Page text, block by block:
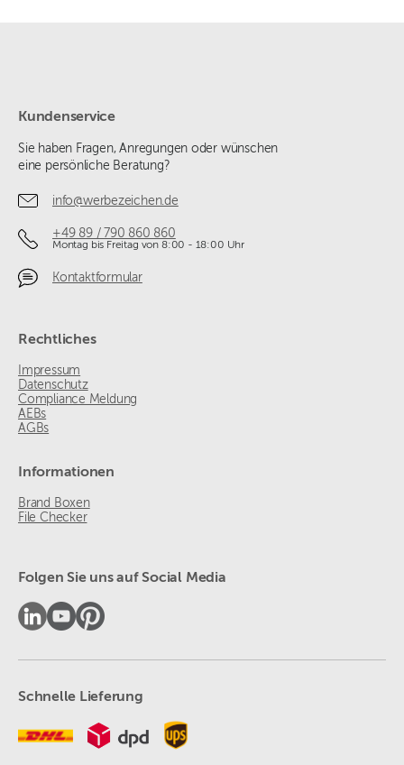
Kundenservice
Sie haben Fragen, Anregungen oder wünschen
eine persönliche Beratung?
info@werbezeichen.de
+49 89 / 790 860 860
Montag bis Freitag von 8:00 - 18:00 Uhr
Kontaktformular
Rechtliches
Impressum
Datenschutz
Compliance Meldung
AEBs
AGBs
Informationen
Brand Boxen
File Checker
Folgen Sie uns auf Social Media
Schnelle Lieferung